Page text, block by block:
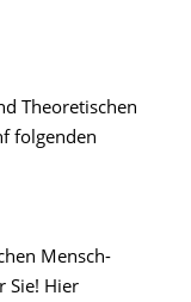
Theoretischen
folgenden
Mensch-
Sie! Hier